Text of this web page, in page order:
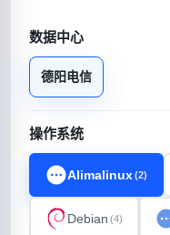
数据中心
德阳电信
操作系统
Alimalinux(2)
Debian (4)